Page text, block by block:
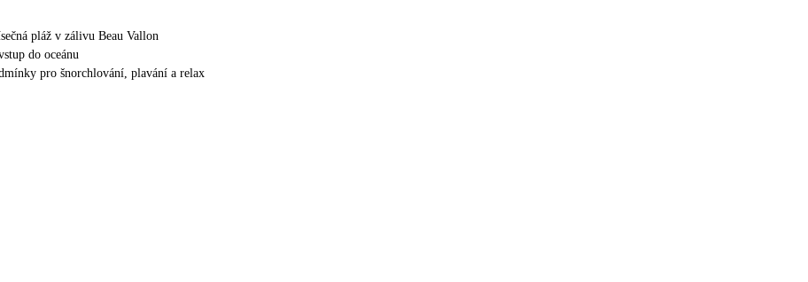
pláž v zálivu Beau Vallon
do oceánu
pro šnorchlování, plavání a relax